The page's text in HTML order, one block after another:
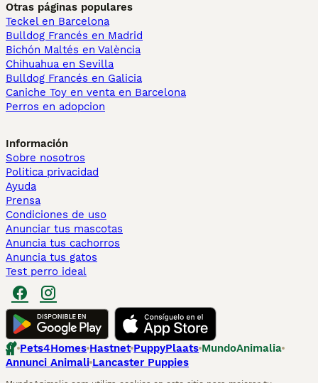
Otras páginas populares
Teckel en Barcelona
Bulldog Francés en Madrid
Bichón Maltés en València
Chihuahua en Sevilla
Bulldog Francés en Galicia
Caniche Toy en venta en Barcelona
Perros en adopcion
Información
Sobre nosotros
Politica privacidad
Ayuda
Prensa
Condiciones de uso
Anunciar tus mascotas
Anuncia tus cachorros
Anuncia tus gatos
Test perro ideal
Pets4Homes Hastnet PuppyPlaats MundoAnimalia
Annunci Animali Lancaster Puppies